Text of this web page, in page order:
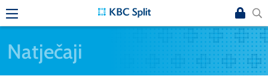
Natječaji